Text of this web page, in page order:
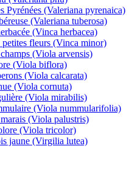
Pyrénées (Valeriana pyrenaica)
(Valeriana tuberosa)
(Vinca herbacea)
fleurs (Vinca minor)
(Viola arvensis)
(Viola biflora)
(Viola calcarata)
(Viola cornuta)
(Viola mirabilis)
(Viola nummularifolia)
(Viola palustris)
(Viola tricolor)
jaune (Virgilia lutea)